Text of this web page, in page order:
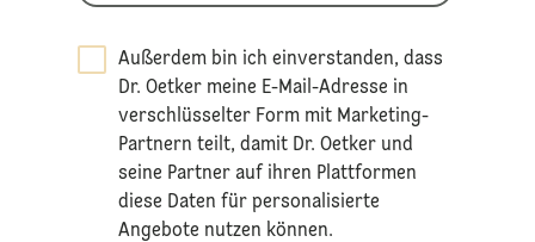
Außerdem bin ich einverstanden, dass
Dr. Oetker meine E-Mail-Adresse in
verschlüsselter Form mit Marketing-
Partnern teilt, damit Dr. Oetker und
seine Partner auf ihren Plattformen
diese Daten für personalisierte
Angebote nutzen können.